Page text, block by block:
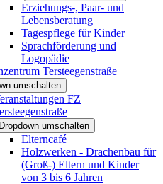
Erziehungs-, Paar- und
Lebensberatung
Tagespflege für Kinder
Sprachförderung und
Logopädie
Tersteegenstraße
umschalten
FZ
Dropdown umschalten
Elterncafé
Holzwerken - Drachenbau für
(Groß-) Eltern und Kinder
von 3 bis 6 Jahren